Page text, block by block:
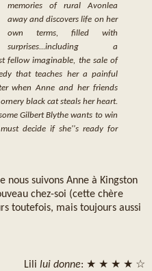
memories of rural Avonlea
away and discovers life on her
own terms, filled with
surprises...including a
fellow imaginable, the sale of
that teaches her a painful
when Anne and her friends
black cat steals her heart.
Gilbert Blythe wants to win
decide if she''s ready for
nous suivons Anne à Kingston
chez-soi (cette chère
toutefois, mais toujours aussi
Lili lui donne: ★ ★ ★ ★ ☆